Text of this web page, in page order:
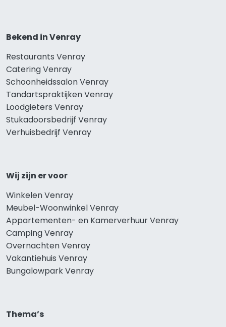
Bekend in Venray
Restaurants Venray
Catering Venray
Schoonheidssalon Venray
Tandartspraktijken Venray
Loodgieters Venray
Stukadoorsbedrijf Venray
Verhuisbedrijf Venray
Wij zijn er voor
Winkelen Venray
Meubel-Woonwinkel Venray
Appartementen- en Kamerverhuur Venray
Camping Venray
Overnachten Venray
Vakantiehuis Venray
Bungalowpark Venray
Thema’s